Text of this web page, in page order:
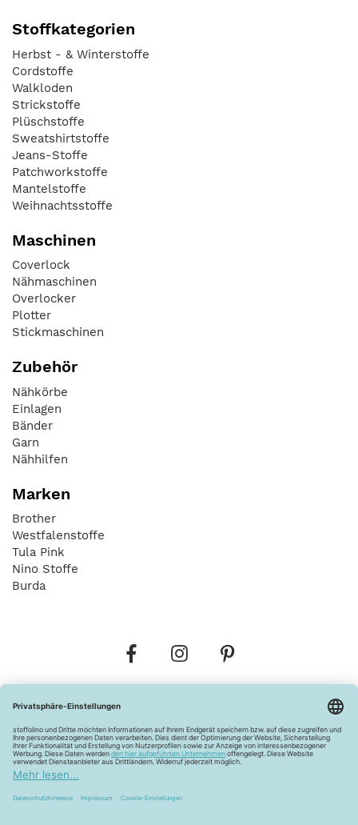
Stoffkategorien
Herbst - & Winterstoffe
Cordstoffe
Walkloden
Strickstoffe
Plüschstoffe
Sweatshirtstoffe
Jeans-Stoffe
Patchworkstoffe
Mantelstoffe
Weihnachtsstoffe
Maschinen
Coverlock
Nähmaschinen
Overlocker
Plotter
Stickmaschinen
Zubehör
Nähkörbe
Einlagen
Bänder
Garn
Nähhilfen
Marken
Brother
Westfalenstoffe
Tula Pink
Nino Stoffe
Burda
Widerrufsbelehrung Vertrag widerrufen
Barrierefreiheitserklärung